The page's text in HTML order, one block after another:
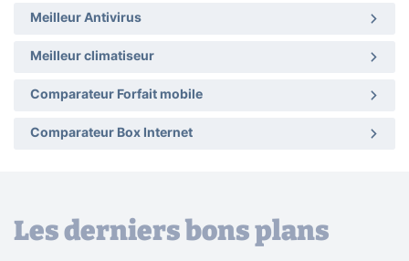
Meilleur Antivirus
Meilleur climatiseur
Comparateur Forfait mobile
Comparateur Box Internet
Les derniers bons plans